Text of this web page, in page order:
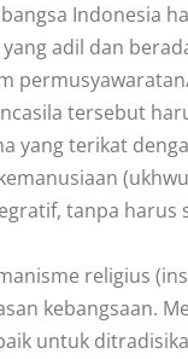
Indonesia
adil dan
tersebut
yang terikat
tanpa
religius
kebangsaan.
untuk